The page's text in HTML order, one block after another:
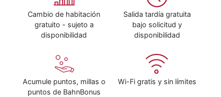
Cambio de habitación
gratuito - sujeto a
disponibilidad
Salida tardía gratuita
bajo solicitud y
disponibilidad
Acumule puntos, millas o
puntos de BahnBonus
Wi-Fi gratis y sin límites